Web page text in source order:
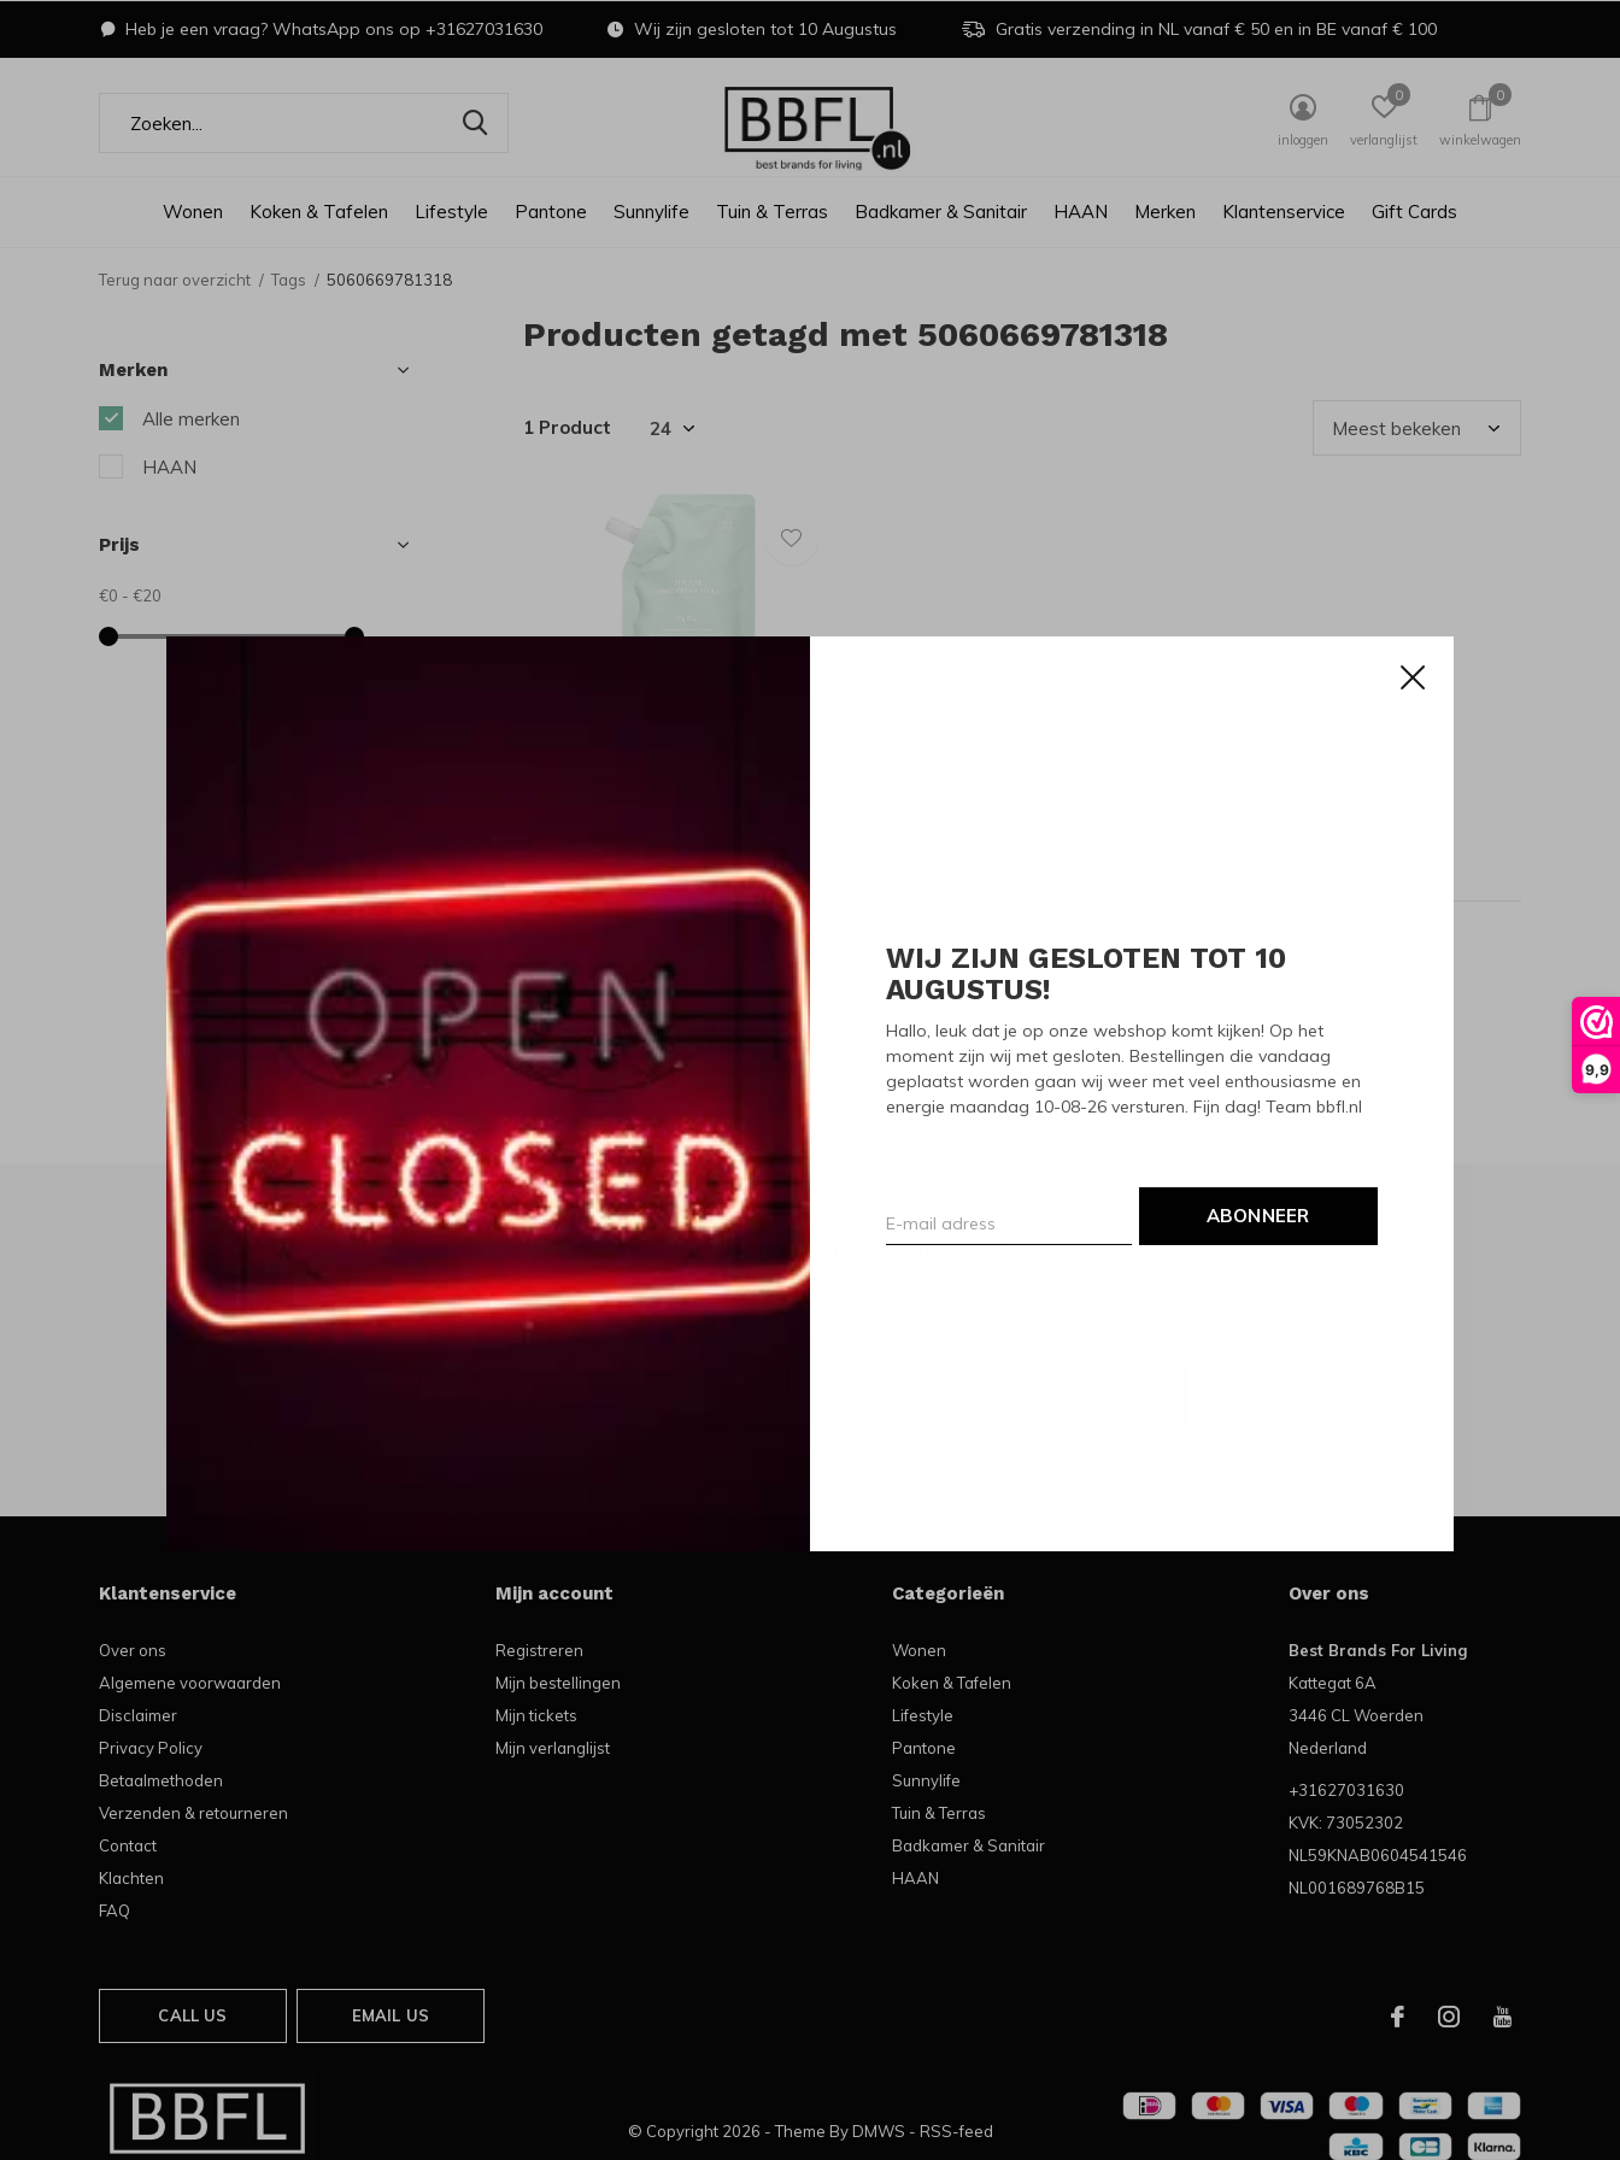
9,9
WIJ ZIJN GESLOTEN TOT 10
AUGUSTUS!
Hallo, leuk dat je op onze webshop komt kijken! Op het
moment zijn wij met gesloten. Bestellingen die vandaag
geplaatst worden gaan wij weer met veel enthousiasme en
energie maandag 10-08-26 versturen. Fijn dag! Team bbfl.nl
ABONNEER
Wonen Koken & Tafelen Lifestyle Pantone Sunnylife Tuin & Terras Badkamer & Sanitair HAAN Merken Klantenservice Gift Cards
inloggen verlanglijst
0
winkelwagen
0
Heb je een vraag? WhatsApp ons op +31627031630 Wij zijn gesloten tot 10 Augustus Gratis verzending in NL vanaf € 50 en in BE vanaf € 100
Terug naar overzicht Tags 5060669781318
Producten getagd met 5060669781318
1 Product
Seen 1 of the 1 products
Merken
Alle merken
HAAN
Prijs
€0 - €20
Meld je aan voor onze nieuwsbrief
Ontvang de nieuwste aanbiedingen en promoties
Klantenservice
Over ons
Algemene voorwaarden
Disclaimer
Privacy Policy
Betaalmethoden
Verzenden & retourneren
Contact
Klachten
FAQ
Mijn account
Registreren
Mijn bestellingen
Mijn tickets
Mijn verlanglijst
Categorieën
Wonen
Koken & Tafelen
Lifestyle
Pantone
Sunnylife
Tuin & Terras
Badkamer & Sanitair
HAAN
Over ons
Best Brands For Living
Kattegat 6A
3446 CL Woerden
Nederland
+31627031630
KVK: 73052302
NL59KNAB0604541546
NL001689768B15
CALL US EMAIL US
© Copyright 2026 - Theme By DMWS - RSS-feed